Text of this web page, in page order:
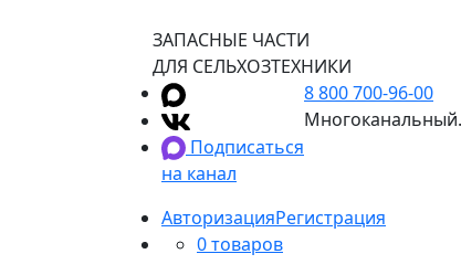
ЗАПАСНЫЕ ЧАСТИ
ДЛЯ СЕЛЬХОЗТЕХНИКИ
Подписаться
на канал
8 800 700-96-00
АвторизацияРегистрация
0 товаров